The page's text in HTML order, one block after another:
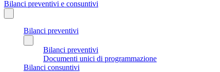
Bilanci preventivi e consuntivi
Bilanci preventivi
Bilanci preventivi
Documenti unici di programmazione
Bilanci consuntivi